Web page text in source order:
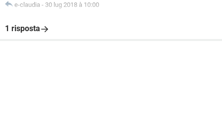
e-claudia - 30 lug 2018 à 10:00
1 risposta